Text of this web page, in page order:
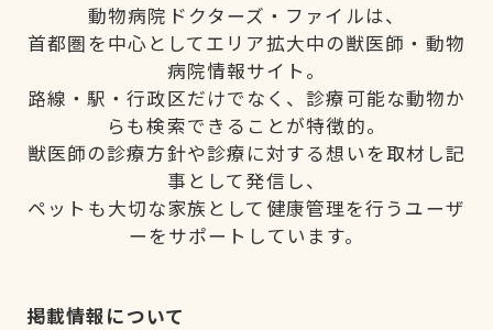
動物病院ドクターズ・ファイルは、
首都圏を中心としてエリア拡大中の獣医師・動物
病院情報サイト。
路線・駅・行政区だけでなく、診療可能な動物か
らも検索できることが特徴的。
獣医師の診療方針や診療に対する想いを取材し記
事として発信し、
ペットも大切な家族として健康管理を行うユーザ
ーをサポートしています。
掲載情報について